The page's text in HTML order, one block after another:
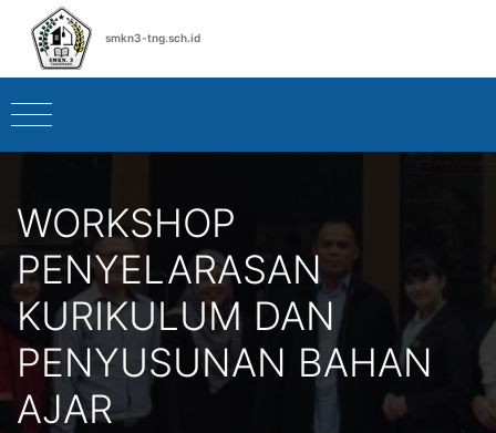
smkn3-tng.sch.id
WORKSHOP
PENYELARASAN
KURIKULUM DAN
PENYUSUNAN BAHAN
AJAR